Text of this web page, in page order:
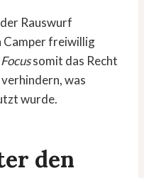
Rauswurf
Camper freiwillig
Focussomit das Recht
was
wurde.
den